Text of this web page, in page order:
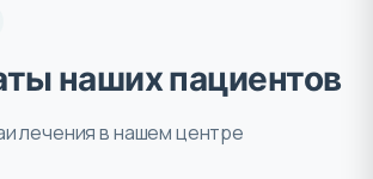
наших пациентов
лечения в нашем центре